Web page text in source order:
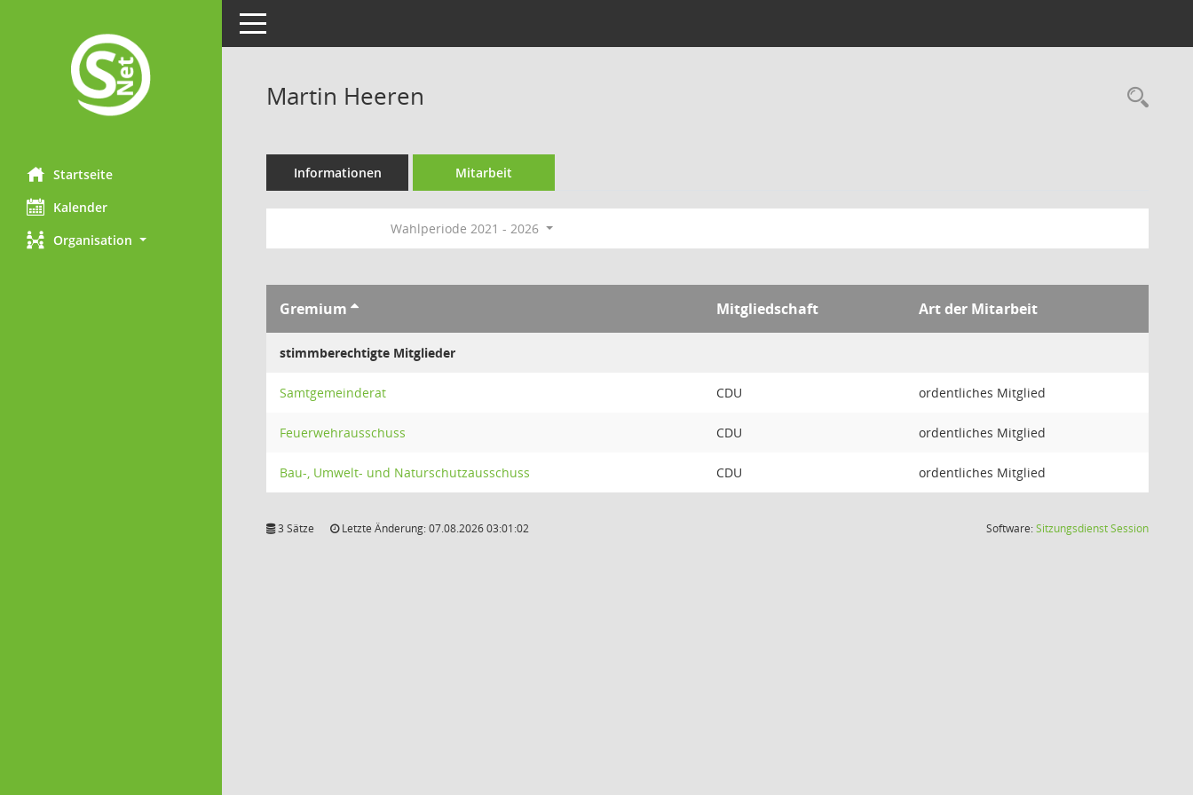
Startseite
Kalender
Organisation
Toggle navigation
Martin Heeren
Informationen Mitarbeit
Wahlperiode 2021 - 2026
Gremium Mitgliedschaft Art der Mitarbeit
stimmberechtigte Mitglieder
Samtgemeinderat CDU ordentliches Mitglied
Feuerwehrausschuss CDU ordentliches Mitglied
Bau-, Umwelt- und Naturschutzausschuss CDU ordentliches Mitglied
3 Sätze Letzte Änderung: 07.08.2026 03:01:02 Software:SitzungsdienstSession(Wird in